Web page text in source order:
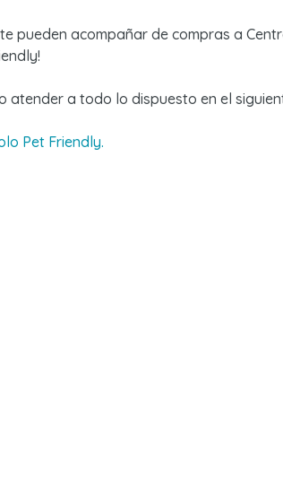
pueden acompañar de compras a
atender a todo lo dispuesto en el
Pet Friendly.